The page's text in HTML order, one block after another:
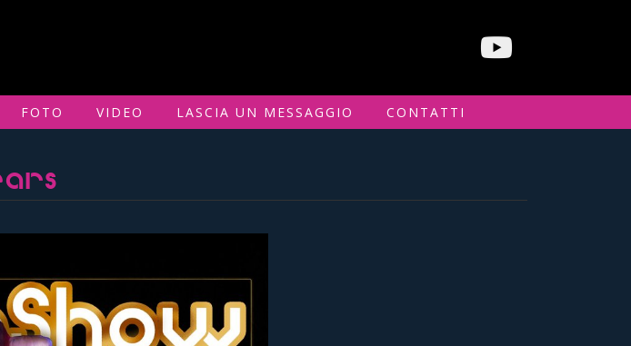
FOTO VIDEO LASCIA UN MESSAGGIO CONTATTI